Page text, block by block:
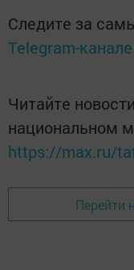
Следите за
Telegram-канале
Читайте
национальном
https://max.ru/
Перейти